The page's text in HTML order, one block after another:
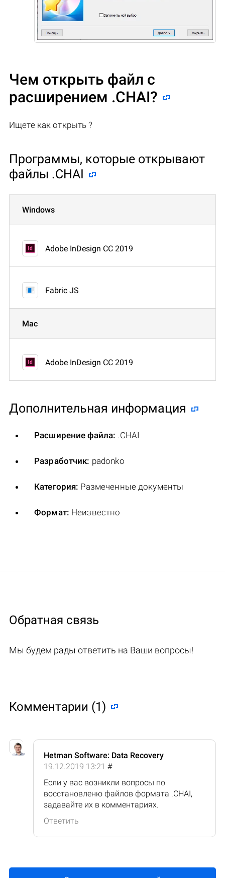
Чем открыть файл с
расширением .CHAI?
Ищете как открыть ?
Программы, которые открывают
файлы .CHAI
Windows
Adobe InDesign CC 2019
Fabric JS
Mac
Adobe InDesign CC 2019
Дополнительная информация
Расширение файла: .CHAI
Разработчик: padonko
Категория: Размеченные документы
Формат: Неизвестно
Обратная связь
Мы будем рады ответить на Ваши вопросы!
Комментарии (1)
Hetman Software: Data Recovery
19.12.2019 13:21 #
Если у вас возникли вопросы по
восстановленю файлов формата .CHAI,
задавайте их в комментариях.
Ответить